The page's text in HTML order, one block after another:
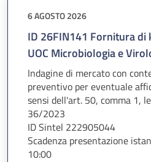
6 AGOSTO 2026
ID 26FIN141 Fornitura di
UOC Microbiologia e
Indagine di mercato con
preventivo per eventuale
sensi dell'art. 50, comma 1,
36/2023
ID Sintel 222905044
Scadenza presentazione
10:00